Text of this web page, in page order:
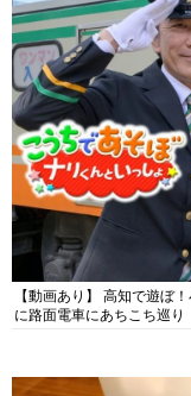
【動画あり】 高知で遊ぼ
に路面電車にあちこち巡り